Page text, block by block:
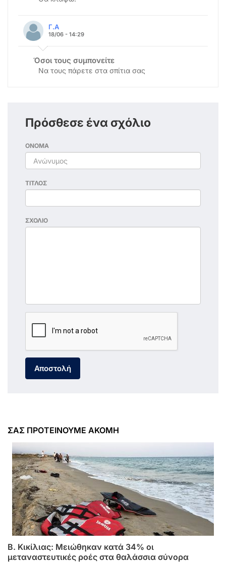
Γ.Α
18/06 - 14:29
Όσοι τους συμπονείτε
Να τους πάρετε στα σπίτια σας
Πρόσθεσε ένα σχόλιο
ΟΝΟΜΑ
ΤΙΤΛΟΣ
ΣΧΟΛΙΟ
Αποστολή
ΣΑΣ ΠΡΟΤΕΙΝΟΥΜΕ ΑΚΟΜΗ
B. Κικίλιας: Μειώθηκαν κατά 34% οι
μεταναστευτικές ροές στα θαλάσσια σύνορα